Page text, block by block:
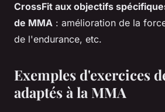
CrossFit aux objectifs
de MMA : amélioration de la
de l'endurance, etc.
Exemples d'exercices
adaptés à la MMA